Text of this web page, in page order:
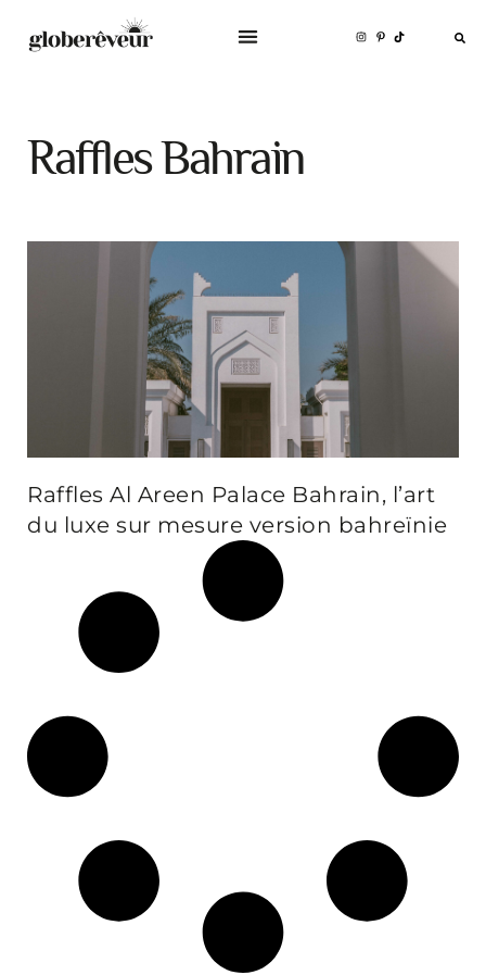
Raffles Bahrain
Raffles Al Areen Palace Bahrain, l’art
du luxe sur mesure version bahreïnie